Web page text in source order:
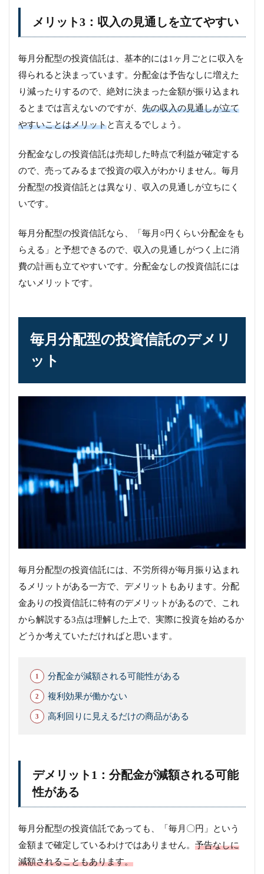
メリット3：収入の見通しを立てやすい
毎月分配型の投資信託は、基本的には1ヶ月ごとに収入を
得られると決まっています。分配金は予告なしに増えた
り減ったりするので、絶対に決まった金額が振り込まれ
るとまでは言えないのですが、 先の収入の見通しが立て
やすいことはメリットと言えるでしょう。
分配金なしの投資信託は売却した時点で利益が確定する
ので、売ってみるまで投資の収入がわかりません。毎月
分配型の投資信託とは異なり、収入の見通しが立ちにく
いです。
毎月分配型の投資信託なら、「毎月○円くらい分配金をも
らえる」と予想できるので、収入の見通しがつく上に消
費の計画も立てやすいです。分配金なしの投資信託には
ないメリットです。
毎月分配型の投資信託のデメリ
ット
毎月分配型の投資信託には、不労所得が毎月振り込まれ
るメリットがある一方で、デメリットもあります。分配
金ありの投資信託に特有のデメリットがあるので、これ
から解説する3点は理解した上で、実際に投資を始めるか
どうか考えていただければと思います。
分配金が減額される可能性がある
複利効果が働かない
高利回りに見えるだけの商品がある
デメリット1：分配金が減額される可能
性がある
毎月分配型の投資信託であっても、「毎月〇円」という
金額まで確定しているわけではありません。 予告なしに
減額されることもあります。